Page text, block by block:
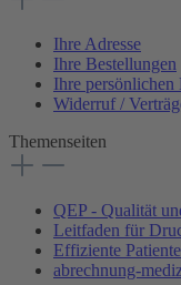
Ihre Adresse
Ihre Bestellungen
Ihre persönlichen
Widerruf /
Themenseiten
QEP - Qualität
Leitfaden für
Effiziente
abrechnung-